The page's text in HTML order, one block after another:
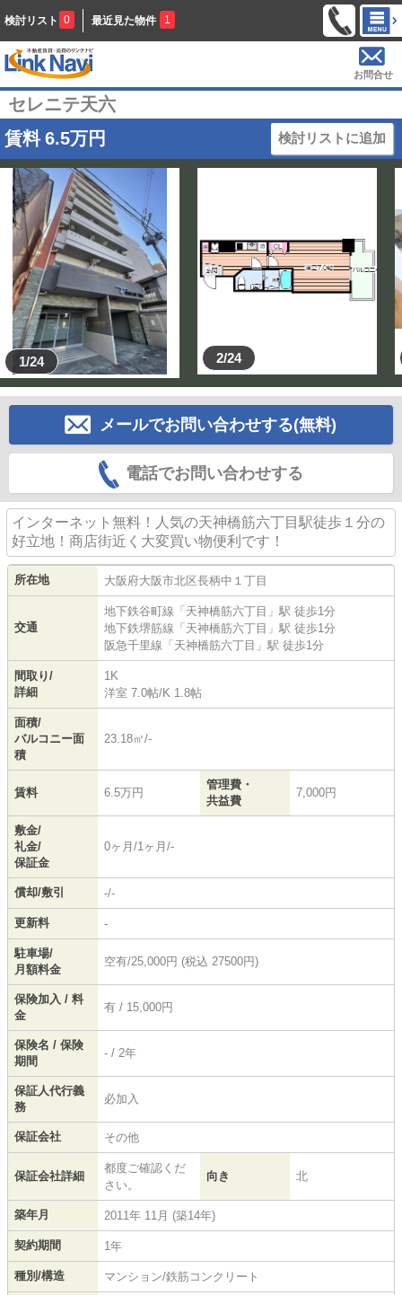
検討リスト 0 最近見た物件 1
お問合せ
セレニテ天六
賃料 6.5万円 検討リストに追加
1/24 2/24
メールでお問い合わせする(無料)
電話でお問い合わせする
インターネット無料！人気の天神橋筋六丁目駅徒歩１分の
好立地！商店街近く大変買い物便利です！
所在地 大阪府大阪市北区長柄中 １丁目
交通
地下鉄谷町線 「 天神橋筋六丁目 」駅 徒歩1分
地下鉄堺筋線 「 天神橋筋六丁目 」駅 徒歩1分
阪急千里線 「 天神橋筋六丁目 」駅 徒歩1分
間取り/
詳細
1K
洋室 7.0帖/K 1.8帖
面積/
バルコニー面
積
23.18㎡/-
賃料 6.5万円
管理費・
共益費
7,000円
敷金/
礼金/
保証金
0ヶ月/1ヶ月/-
償却/敷引 -/-
更新料 -
駐車場/
月額料金
空有/25,000円 (税込 27500円)
保険加入 / 料
金
有 / 15,000円
保険名 / 保険
期間
- / 2年
保証人代行義
務
必加入
保証会社 その他
保証会社詳細
都度ご確認くだ
さい。
向き 北
築年月 2011年 11月 (築14年)
契約期間 1年
種別/構造 マンション/鉄筋コンクリート